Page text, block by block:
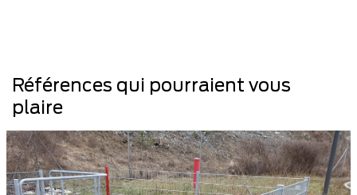
Références qui pourraient vous
plaire